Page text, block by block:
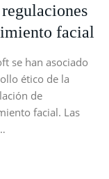
facial
se han asociado
ético de la
de
facial. Las